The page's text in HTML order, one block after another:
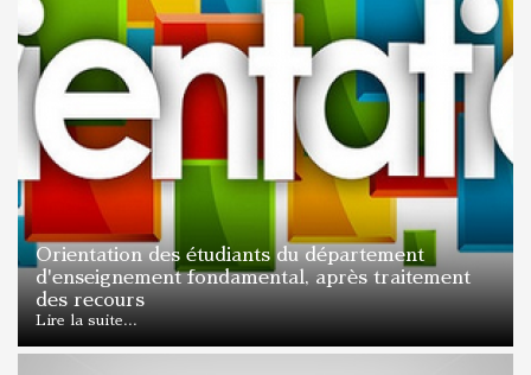
Orientation des étudiants du département
d'enseignement fondamental, après traitement
des recours
Lire la suite...